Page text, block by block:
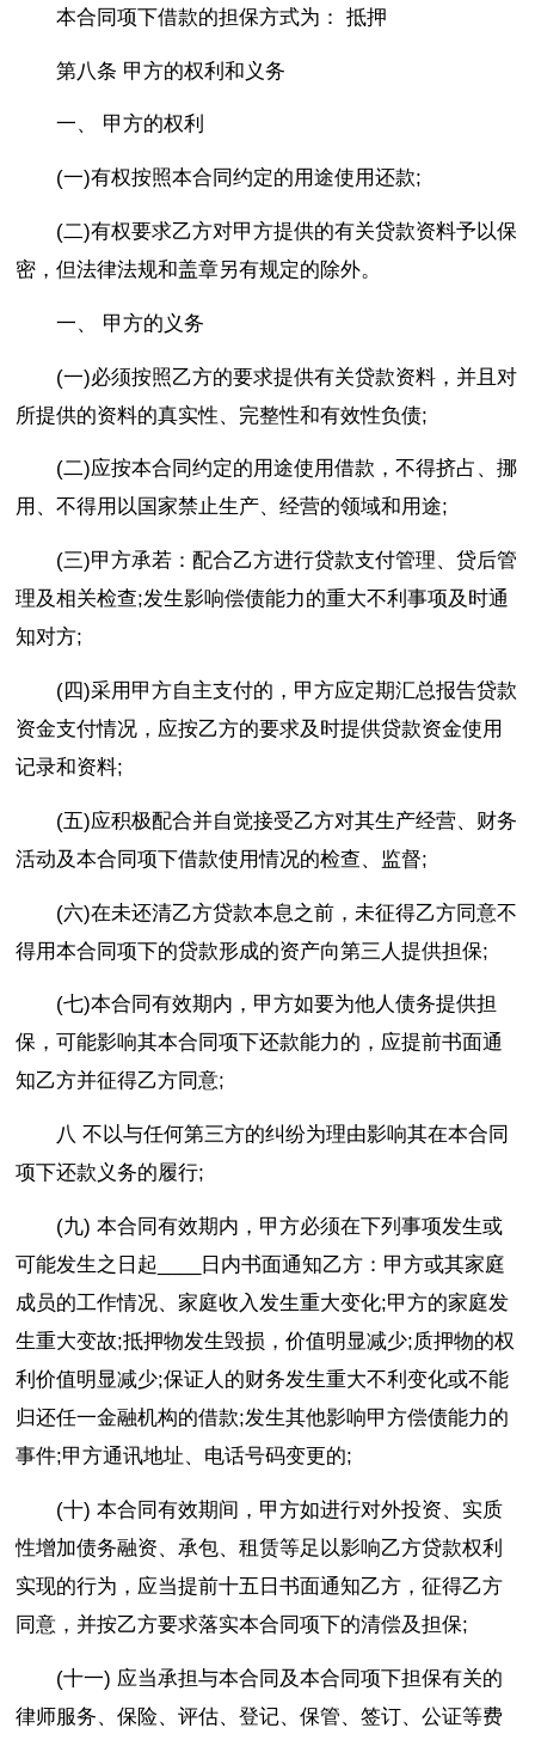
本合同项下借款的担保方式为： 抵押
第八条 甲方的权利和义务
一、 甲方的权利
(一)有权按照本合同约定的用途使用还款;
(二)有权要求乙方对甲方提供的有关贷款资料予以保
密，但法律法规和盖章另有规定的除外。
一、 甲方的义务
(一)必须按照乙方的要求提供有关贷款资料，并且对
所提供的资料的真实性、完整性和有效性负债;
(二)应按本合同约定的用途使用借款，不得挤占、挪
用、不得用以国家禁止生产、经营的领域和用途;
(三)甲方承若：配合乙方进行贷款支付管理、贷后管
理及相关检查;发生影响偿债能力的重大不利事项及时通
知对方;
(四)采用甲方自主支付的，甲方应定期汇总报告贷款
资金支付情况，应按乙方的要求及时提供贷款资金使用
记录和资料;
(五)应积极配合并自觉接受乙方对其生产经营、财务
活动及本合同项下借款使用情况的检查、监督;
(六)在未还清乙方贷款本息之前，未征得乙方同意不
得用本合同项下的贷款形成的资产向第三人提供担保;
(七)本合同有效期内，甲方如要为他人债务提供担
保，可能影响其本合同项下还款能力的，应提前书面通
知乙方并征得乙方同意;
八 不以与任何第三方的纠纷为理由影响其在本合同
项下还款义务的履行;
(九) 本合同有效期内，甲方必须在下列事项发生或
可能发生之日起____日内书面通知乙方：甲方或其家庭
成员的工作情况、家庭收入发生重大变化;甲方的家庭发
生重大变故;抵押物发生毁损，价值明显减少;质押物的权
利价值明显减少;保证人的财务发生重大不利变化或不能
归还任一金融机构的借款;发生其他影响甲方偿债能力的
事件;甲方通讯地址、电话号码变更的;
(十) 本合同有效期间，甲方如进行对外投资、实质
性增加债务融资、承包、租赁等足以影响乙方贷款权利
实现的行为，应当提前十五日书面通知乙方，征得乙方
同意，并按乙方要求落实本合同项下的清偿及担保;
(十一) 应当承担与本合同及本合同项下担保有关的
律师服务、保险、评估、登记、保管、签订、公证等费